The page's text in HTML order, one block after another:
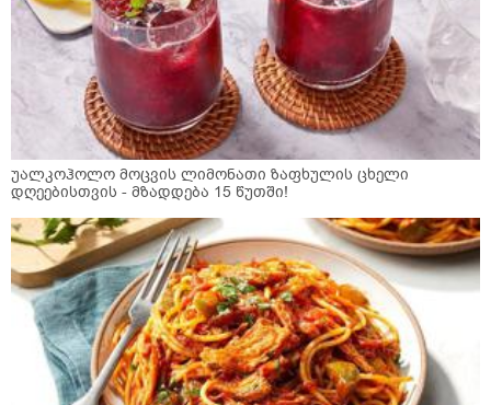
უალკოჰოლო მოცვის ლიმონათი ზაფხულის ცხელი
დღეებისთვის - მზადდება 15 წუთში!